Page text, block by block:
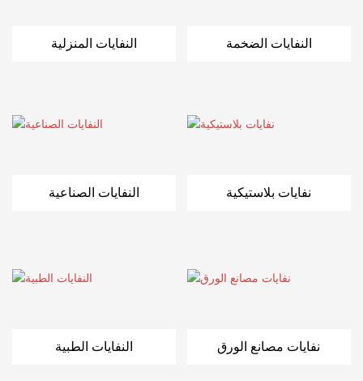
النفايات المنزلية النفايات الضخمة
النفايات الصناعية نفايات بلاستيكية
النفايات الطبية نفايات مصانع الورق